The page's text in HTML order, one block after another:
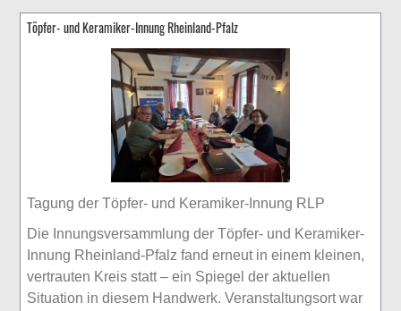
Töpfer- und Keramiker-Innung Rheinland-Pfalz
Tagung der Töpfer- und Keramiker-Innung RLP
Die Innungsversammlung der Töpfer- und Keramiker-
Innung Rheinland-Pfalz fand erneut in einem kleinen,
vertrauten Kreis statt – ein Spiegel der aktuellen
Situation in diesem Handwerk. Veranstaltungsort war